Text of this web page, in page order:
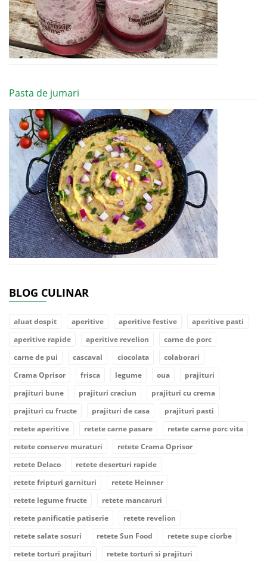
Pasta de jumari
BLOG CULINAR
aluat dospit aperitive aperitive festive
aperitive pasti
aperitive rapide
aperitive revelion
carne de porc
carne de pui
cascaval ciocolata
colaborari
Crama Oprisor
frisca legume oua
prajituri
prajituri bune
prajituri craciun
prajituri cu crema
prajituri cu fructe
prajituri de casa
prajituri pasti
retete aperitive
retete carne pasare
retete carne porc vita
retete conserve muraturi
retete Crama Oprisor
retete Delaco
retete deserturi rapide
retete fripturi garnituri
retete Heinner
retete legume fructe
retete mancaruri
retete panificatie patiserie
retete revelion
retete salate sosuri
retete Sun Food
retete supe ciorbe
retete torturi prajituri
retete torturi si prajituri